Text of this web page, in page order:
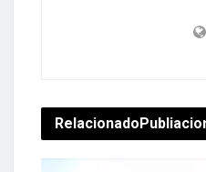
Relacionado